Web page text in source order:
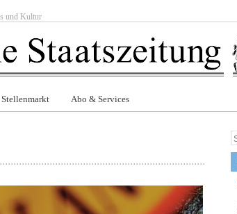
und Kultur
Stellenmarkt Abo & Services